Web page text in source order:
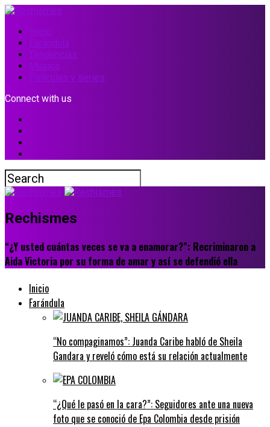
Inicio
Farándula
Tendencias
Música
Películas y series
Connect with us
Rechismes
“¿Y usted cuántas veces se va a enamorar?”: Recriminaron a
Aida Victoria por su forma de amar y así se defendió ella
Inicio
Farándula
“No compaginamos”: Juanda Caribe habló de Sheila
Gandara y reveló cómo está su relación actualmente
“¿Qué le pasó en la cara?”: Seguidores ante una nueva
foto que se conoció de Epa Colombia desde prisión